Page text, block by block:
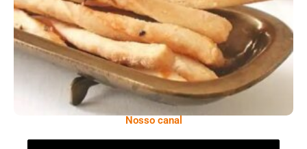
Comer Bem: Palitinhos De Cebola E Salsa
Nosso canal